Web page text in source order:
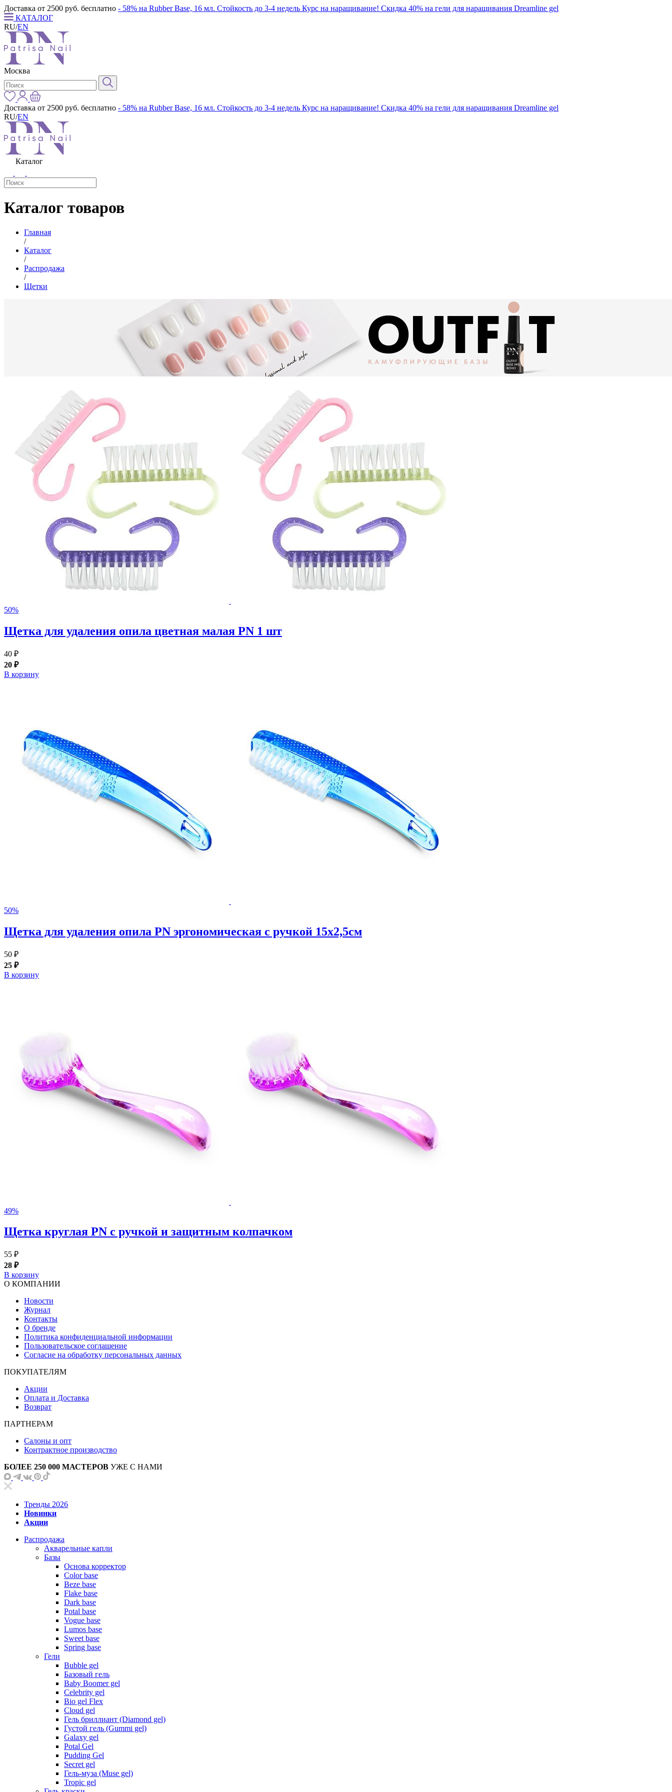
Доставка от 2500 руб. бесплатно - 58% на Rubber Base, 16 мл. Стойкость до 3-4 недель Курс на наращивание! Скидка 40% на гели для наращивания Dreamline gel
КАТАЛОГ
RU/EN
Москва
Доставка от 2500 руб. бесплатно - 58% на Rubber Base, 16 мл. Стойкость до 3-4 недель Курс на наращивание! Скидка 40% на гели для наращивания Dreamline gel
RU/EN
Каталог
Каталог товаров
Главная
/
Каталог
/
Распродажа
/
Щетки
50%
Щетка для удаления опила цветная малая PN 1 шт
40 ₽
20 ₽
В корзину
50%
Щетка для удаления опила PN эргономическая с ручкой 15х2,5см
50 ₽
25 ₽
В корзину
49%
Щетка круглая PN с ручкой и защитным колпачком
55 ₽
28 ₽
В корзину
О КОМПАНИИ
Новости
Журнал
Контакты
О бренде
Политика конфиденциальной информации
Пользовательское соглашение
Согласие на обработку персональных данных
ПОКУПАТЕЛЯМ
Акции
Оплата и Доставка
Возврат
ПАРТНЕРАМ
Салоны и опт
Контрактное производство
БОЛЕЕ 250 000 МАСТЕРОВ УЖЕ С НАМИ
Тренды 2026
Новинки
Акции
Распродажа
Акварельные капли
Базы
Основа корректор
Color base
Beze base
Flake base
Dark base
Potal base
Vogue base
Lumos base
Sweet base
Spring base
Гели
Bubble gel
Базовый гель
Baby Boomer gel
Celebrity gel
Bio gel Flex
Cloud gel
Гель бриллиант (Diamond gel)
Густой гель (Gummi gel)
Galaxy gel
Potal Gel
Pudding Gel
Secret gel
Гель-муза (Muse gel)
Tropic gel